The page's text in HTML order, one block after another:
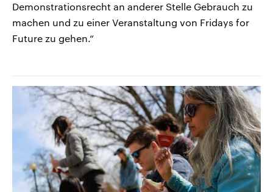
Demonstrationsrecht an anderer Stelle Gebrauch zu
machen und zu einer Veranstaltung von Fridays for
Future zu gehen.“